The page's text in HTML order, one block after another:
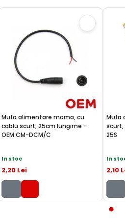
Mufa alimentare mama, cu
cablu scurt, 25cm lungime -
OEM CM-DCM/C
In stoc
2,20 Lei
Mufa
scurt,
25S
In
2,10